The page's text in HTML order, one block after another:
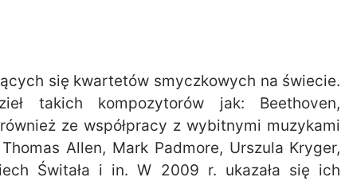
się kwartetów smyczkowych na świecie.
takich kompozytorów jak: Beethoven,
ze współpracy z wybitnymi muzykami
Allen, Mark Padmore, Urszula Kryger,
Świtała i in. W 2009 r. ukazała się ich